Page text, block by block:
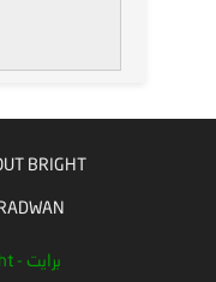
BRIGHT
Bright - برايت